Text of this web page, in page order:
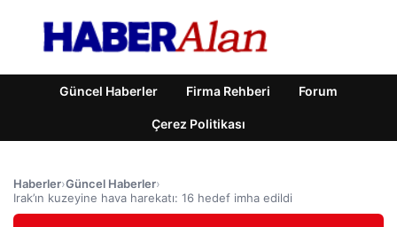
Güncel Haberler Firma Rehberi Forum
Çerez Politikası
Haberler›Güncel Haberler›
Irak’ın kuzeyine hava harekatı: 16 hedef imha edildi